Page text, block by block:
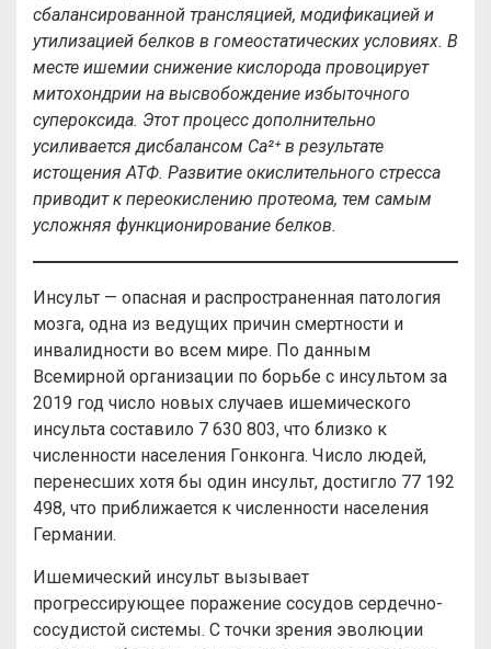
сбалансированной трансляцией, модификацией и
утилизацией белков в гомеостатических условиях. В
месте ишемии снижение кислорода провоцирует
митохондрии на высвобождение избыточного
супероксида. Этот процесс дополнительно
усиливается дисбалансом Ca²⁺ в результате
истощения АТФ. Развитие окислительного стресса
приводит к переокислению протеома, тем самым
усложняя функционирование белков.
Инсульт — опасная и распространенная патология
мозга, одна из ведущих причин смертности и
инвалидности во всем мире. По данным
Всемирной организации по борьбе с инсультом за
2019 год число новых случаев ишемического
инсульта составило 7 630 803, что близко к
численности населения Гонконга. Число людей,
перенесших хотя бы один инсульт, достигло 77 192
498, что приближается к численности населения
Германии.
Ишемический инсульт вызывает
прогрессирующее поражение сосудов сердечно-
сосудистой системы. С точки зрения эволюции